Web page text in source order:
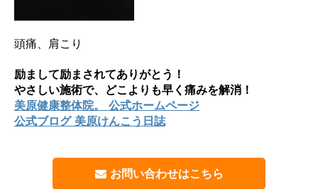
頭痛、肩こり
励まして励まされてありがとう！
やさしい施術で、どこよりも早く痛みを解消！
美原健康整体院。 公式ホームページ
公式ブログ 美原けんこう日誌
お問い合わせはこちら